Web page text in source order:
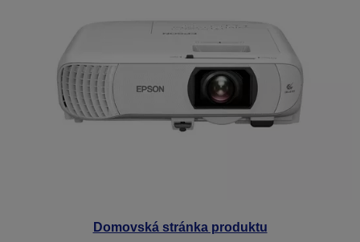
Domovská stránka produktu